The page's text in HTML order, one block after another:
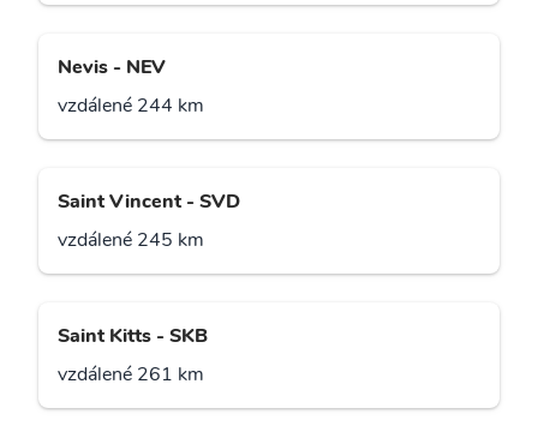
Nevis - NEV
vzdálené 244 km
Saint Vincent - SVD
vzdálené 245 km
Saint Kitts - SKB
vzdálené 261 km